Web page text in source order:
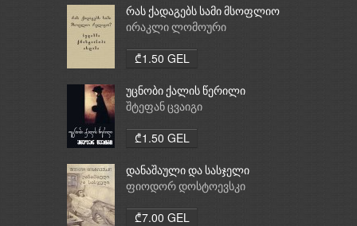
რას ქადაგებს სამი მსოფლიო
რელიგია: ბუდიზმი,
ირაკლი ლომოური
₾1.50 GEL
უცნობი ქალის წერილი
შტეფან ცვაიგი
₾1.50 GEL
დანაშაული და სასჯელი
ფიოდორ დოსტოევსკი
₾7.00 GEL